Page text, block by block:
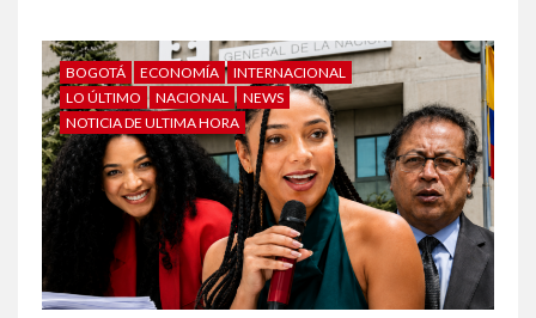
BOGOTÁ ECONOMÍA
INTERNACIONAL
LO ÚLTIMO
NACIONAL
NEWS
NOTICIA DE ULTIMA HORA